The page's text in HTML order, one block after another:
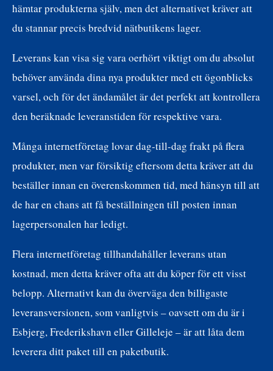
hämtar produkterna själv, men det alternativet kräver att
du stannar precis bredvid nätbutikens lager.
Leverans kan visa sig vara oerhört viktigt om du absolut
behöver använda dina nya produkter med ett ögonblicks
varsel, och för det ändamålet är det perfekt att kontrollera
den beräknade leveranstiden för respektive vara.
Många internetföretag lovar dag-till-dag frakt på flera
produkter, men var försiktig eftersom detta kräver att du
beställer innan en överenskommen tid, med hänsyn till att
de har en chans att få beställningen till posten innan
lagerpersonalen har ledigt.
Flera internetföretag tillhandahåller leverans utan
kostnad, men detta kräver ofta att du köper för ett visst
belopp. Alternativt kan du överväga den billigaste
leveransversionen, som vanligtvis – oavsett om du är i
Esbjerg, Frederikshavn eller Gilleleje – är att låta dem
leverera ditt paket till en paketbutik.